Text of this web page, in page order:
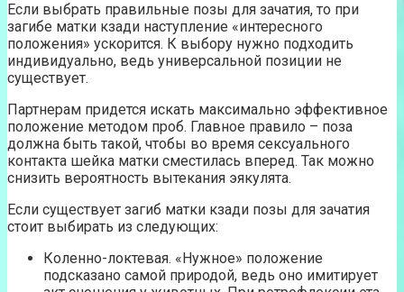
Если выбрать правильные позы для зачатия, то при
загибе матки кзади наступление «интересного
положения» ускорится. К выбору нужно подходить
индивидуально, ведь универсальной позиции не
существует.
Партнерам придется искать максимально эффективное
положение методом проб. Главное правило – поза
должна быть такой, чтобы во время сексуального
контакта шейка матки сместилась вперед. Так можно
снизить вероятность вытекания эякулята.
Если существует загиб матки кзади позы для зачатия
стоит выбирать из следующих:
Коленно-локтевая. «Нужное» положение
подсказано самой природой, ведь оно имитирует